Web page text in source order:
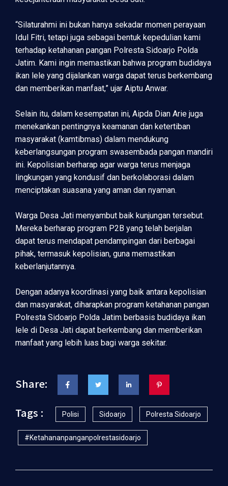
“Silaturahmi ini bukan hanya sekadar momen perayaan
Idul Fitri, tetapi juga sebagai bentuk kepedulian kami
terhadap ketahanan pangan Polresta Sidoarjo Polda
Jatim. Kami ingin memastikan bahwa program budidaya
ikan lele yang dijalankan warga dapat terus berkembang
dan memberikan manfaat,” ujar Aiptu Anwar.
Selain itu, dalam kesempatan ini, Aipda Dian Arie juga
menekankan pentingnya keamanan dan ketertiban
masyarakat (kamtibmas) dalam mendukung
keberlangsungan program swasembada pangan mandiri
ini. Kepolisian berharap agar warga terus menjaga
lingkungan yang kondusif dan berkolaborasi dalam
menciptakan suasana yang aman dan nyaman.
Warga Desa Jati menyambut baik kunjungan tersebut.
Mereka berharap program P2B yang telah berjalan
dapat terus mendapat pendampingan dari berbagai
pihak, termasuk kepolisian, guna memastikan
keberlanjutannya.
Dengan adanya koordinasi yang baik antara kepolisian
dan masyarakat, diharapkan program ketahanan pangan
Polresta Sidoarjo Polda Jatim berbasis budidaya ikan
lele di Desa Jati dapat berkembang dan memberikan
manfaat yang lebih luas bagi warga sekitar.
Share:
Tags :
Polisi Sidoarjo Polresta Sidoarjo
#ketahananpanganpolrestasidoarjo